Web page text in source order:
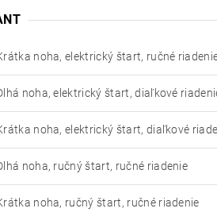
noha, elektrický štart, ručné
noha, elektrický štart, diaľkové
noha, elektrický štart, diaľkové
noha, ručný štart, ručné riadenie
noha, ručný štart, ručné riadenie